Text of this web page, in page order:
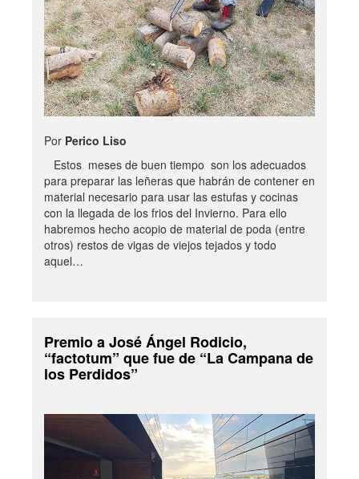
Por Perico Liso
Estos meses de buen tiempo son los adecuados
para preparar las leñeras que habrán de contener en
material necesario para usar las estufas y cocinas
con la llegada de los frios del Invierno. Para ello
habremos hecho acopio de material de poda (entre
otros) restos de vigas de viejos tejados y todo
aquel…
Premio a José Ángel Rodicio,
“factotum” que fue de “La Campana de
los Perdidos”